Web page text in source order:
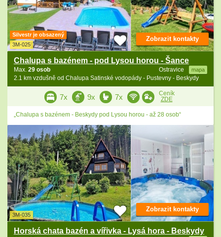
Silvestr je obsazený
3M-025
Chalupa s bazénem - pod Lysou horou - Šance
Ostravice mapa
Max. 29 osob
2.1 km vzdušně od Chalupa Satinské vodopády - Pustevny - Beskydy
Zobrazit kontakty
7x 9x 7x
Ceník
ZDE
„Chalupa s bazénem - Beskydy pod Lysou horou - až 28 osob“
3M-035
Horská chata bazén a vířivka - Lysá hora - Beskydy
Zobrazit kontakty